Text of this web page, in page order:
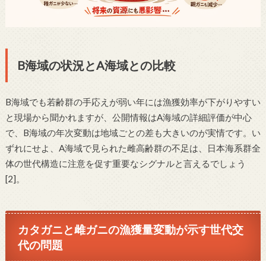
B海域の状況とA海域との比較
B海域でも若齢群の手応えが弱い年には漁獲効率が下がりやすい
と現場から聞かれますが、公開情報はA海域の詳細評価が中心
で、B海域の年次変動は地域ごとの差も大きいのが実情です。い
ずれにせよ、A海域で見られた雌高齢群の不足は、日本海系群全
体の世代構造に注意を促す重要なシグナルと言えるでしょう
[2]。
カタガニと雌ガニの漁獲量変動が示す世代交
代の問題